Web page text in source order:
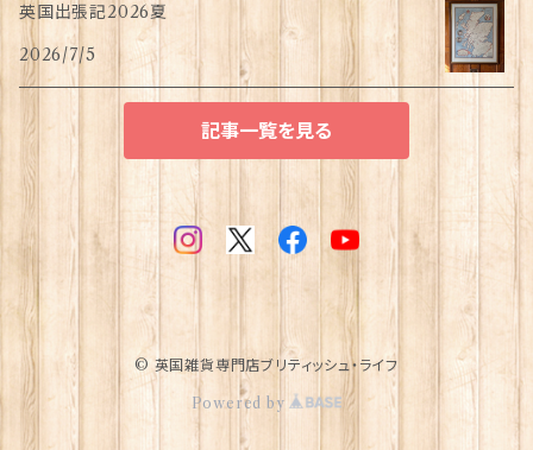
英国出張記2026夏
2026/7/5
記事一覧を見る
© 英国雑貨専門店ブリティッシュ・ライフ
Powered by